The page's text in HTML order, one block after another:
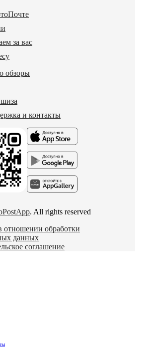
за вас
обзоры
и контакты
. All rights reserved
отношении обработки
данных
соглашение